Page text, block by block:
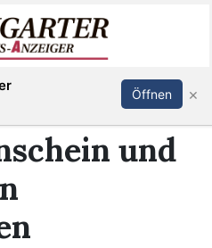
Abonnieren Anmelden
und
Öffnen ×